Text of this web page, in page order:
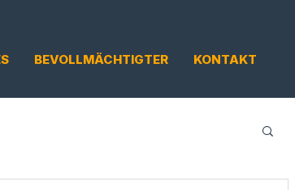
BEVOLLMÄCHTIGTER KONTAKT